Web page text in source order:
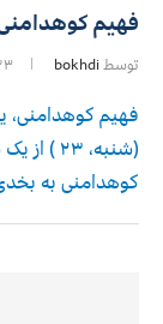
فهیم
توسط bokhdi ۲۳
فهیم کوهدامنی،
(شنبه٬
کوهدامنی به